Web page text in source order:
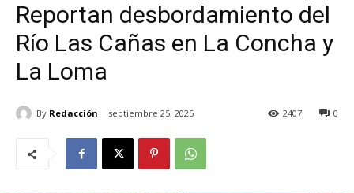
Reportan desbordamiento del
Río Las Cañas en La Concha y
La Loma
By Redacción septiembre 25, 2025 0
2407